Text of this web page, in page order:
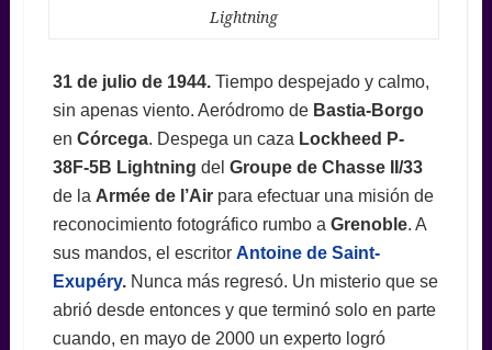
Lightning
31 de julio de 1944.Tiempo despejado y calmo,
sin apenas viento. Aeródromo de Bastia-Borgo
en Córcega. Despega un caza Lockheed P-
38F-5B Lightning del Groupe de Chasse II/33
de la Armée de l’Airpara efectuar una misión de
reconocimiento fotográfico rumbo a Grenoble. A
sus mandos, el escritor Antoine de Saint-
Exupéry.Nunca más regresó. Un misterio que se
abrió desde entonces y que terminó solo en parte
cuando, en mayo de 2000 un experto logró